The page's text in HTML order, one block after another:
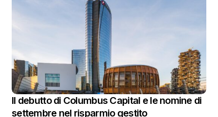
Il debutto di Columbus Capital e le nomine di
settembre nel risparmio gestito